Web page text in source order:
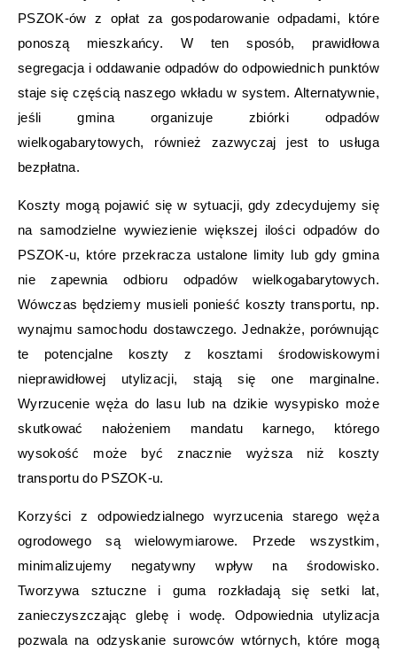
PSZOK-ów z opłat za gospodarowanie odpadami, które
ponoszą mieszkańcy. W ten sposób, prawidłowa
segregacja i oddawanie odpadów do odpowiednich punktów
staje się częścią naszego wkładu w system. Alternatywnie,
jeśli gmina organizuje zbiórki odpadów
wielkogabarytowych, również zazwyczaj jest to usługa
bezpłatna.
Koszty mogą pojawić się w sytuacji, gdy zdecydujemy się
na samodzielne wywiezienie większej ilości odpadów do
PSZOK-u, które przekracza ustalone limity lub gdy gmina
nie zapewnia odbioru odpadów wielkogabarytowych.
Wówczas będziemy musieli ponieść koszty transportu, np.
wynajmu samochodu dostawczego. Jednakże, porównując
te potencjalne koszty z kosztami środowiskowymi
nieprawidłowej utylizacji, stają się one marginalne.
Wyrzucenie węża do lasu lub na dzikie wysypisko może
skutkować nałożeniem mandatu karnego, którego
wysokość może być znacznie wyższa niż koszty
transportu do PSZOK-u.
Korzyści z odpowiedzialnego wyrzucenia starego węża
ogrodowego są wielowymiarowe. Przede wszystkim,
minimalizujemy negatywny wpływ na środowisko.
Tworzywa sztuczne i guma rozkładają się setki lat,
zanieczyszczając glebę i wodę. Odpowiednia utylizacja
pozwala na odzyskanie surowców wtórnych, które mogą